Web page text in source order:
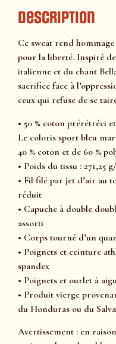
Description
Ce sweat rend
pour la liberté. Inspiré
italienne et du chant
sacrifice face à
ceux qui refuse de se
• 50 % coton prérétréci
Le coloris sport bleu
40 % coton et de 60 %
• Poids du tissu : 271,25
• Fil filé par jet d’air au
réduit
• Capuche à double
assorti
• Corps tourné d’un
• Poignets et ceinture
spandex
• Poignets et ourlet à
• Produit vierge
du Honduras ou du
Avertissement : en